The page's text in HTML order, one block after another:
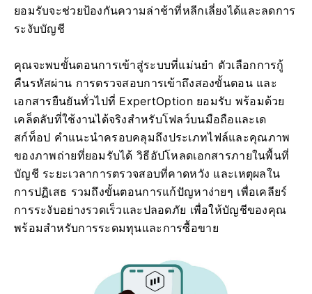
ยอมรับจะช่วยป้องกันความล่าช้าที่หลีกเลี่ยงได้และลดการ
ระงับบัญชี
คุณจะพบขั้นตอนการเข้าสู่ระบบที่แม่นยำ ตัวเลือกการกู้
คืนรหัสผ่าน การตรวจสอบการเข้าถึงสองขั้นตอน และ
เอกสารยืนยันทั่วไปที่ ExpertOption ยอมรับ พร้อมด้วย
เคล็ดลับที่ใช้งานได้จริงสำหรับโฟลว์บนมือถือและเด
สก์ท็อป คำแนะนำครอบคลุมถึงประเภทไฟล์และคุณภาพ
ของภาพถ่ายที่ยอมรับได้ วิธีอัปโหลดเอกสารภายในพื้นที่
บัญชี ระยะเวลาการตรวจสอบที่คาดหวัง และเหตุผลใน
การปฏิเสธ รวมถึงขั้นตอนการแก้ปัญหาง่ายๆ เพื่อเคลียร์
การระงับอย่างรวดเร็วและปลอดภัย เพื่อให้บัญชีของคุณ
พร้อมสำหรับการระดมทุนและการซื้อขาย